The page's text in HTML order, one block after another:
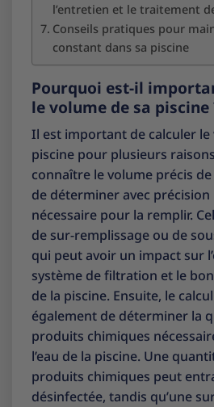
l’entretien et le traitement de
Conseils pratiques pour
constant dans sa piscine
Pourquoi est-il
le volume de sa piscine
Il est important de calculer le
piscine pour plusieurs
connaître le volume précis
de déterminer avec précision
nécessaire pour la remplir.
de sur-remplissage ou de
qui peut avoir un impact sur
système de filtration et le
de la piscine. Ensuite, le
également de déterminer la
produits chimiques
l’eau de la piscine. Une
produits chimiques peut
désinfectée, tandis qu’une